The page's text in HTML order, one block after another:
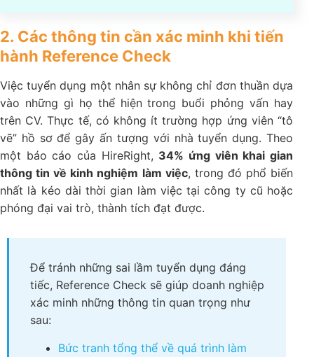
2. Các thông tin cần xác minh khi tiến
hành Reference Check
Việc tuyển dụng một nhân sự không chỉ đơn thuần dựa
vào những gì họ thể hiện trong buổi phỏng vấn hay
trên CV. Thực tế, có không ít trường hợp ứng viên “tô
vẽ” hồ sơ để gây ấn tượng với nhà tuyển dụng. Theo
một báo cáo của HireRight, 34% ứng viên khai gian
thông tin về kinh nghiệm làm việc, trong đó phổ biến
nhất là kéo dài thời gian làm việc tại công ty cũ hoặc
phóng đại vai trò, thành tích đạt được.
Để tránh những sai lầm tuyển dụng đáng
tiếc, Reference Check sẽ giúp doanh nghiệp
xác minh những thông tin quan trọng như
sau:
Bức tranh tổng thể về quá trình làm